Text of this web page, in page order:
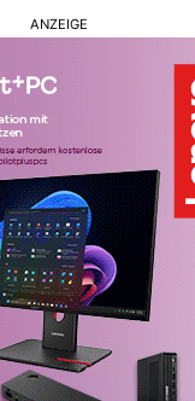
ANZEIGE